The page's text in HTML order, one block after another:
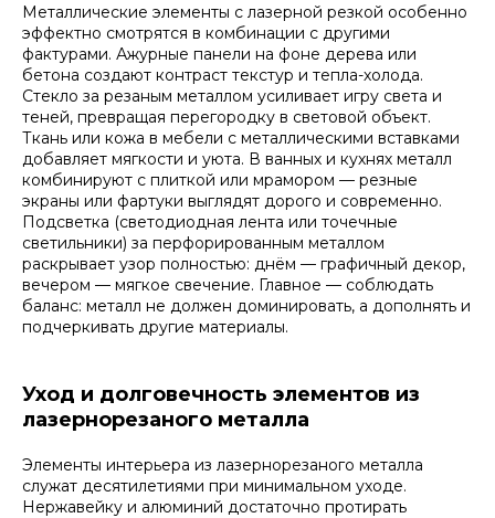
Металлические элементы с лазерной резкой особенно
эффектно смотрятся в комбинации с другими
фактурами. Ажурные панели на фоне дерева или
бетона создают контраст текстур и тепла-холода.
Стекло за резаным металлом усиливает игру света и
теней, превращая перегородку в световой объект.
Ткань или кожа в мебели с металлическими вставками
добавляет мягкости и уюта. В ванных и кухнях металл
комбинируют с плиткой или мрамором — резные
экраны или фартуки выглядят дорого и современно.
Подсветка (светодиодная лента или точечные
светильники) за перфорированным металлом
раскрывает узор полностью: днём — графичный декор,
вечером — мягкое свечение. Главное — соблюдать
баланс: металл не должен доминировать, а дополнять и
подчеркивать другие материалы.
Уход и долговечность элементов из
лазернорезаного металла
Элементы интерьера из лазернорезаного металла
служат десятилетиями при минимальном уходе.
Нержавейку и алюминий достаточно протирать